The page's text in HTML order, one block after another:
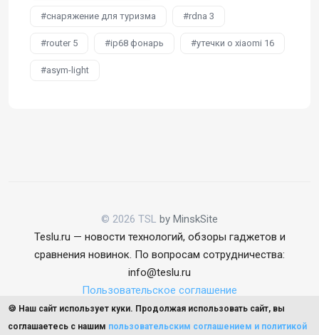
снаряжение для туризма rdna 3
router 5 ip68 фонарь утечки о xiaomi 16
asym-light
© 2026 TSL by MinskSite
Teslu.ru — новости технологий, обзоры гаджетов и
сравнения новинок. По вопросам сотрудничества:
info@teslu.ru
Пользовательское соглашение
🍪 Наш сайт использует куки. Продолжая использовать сайт, вы
соглашаетесь с нашим пользовательским соглашением и политикой